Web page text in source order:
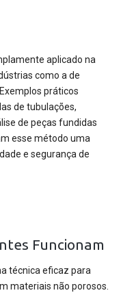
aplicado na
como a de
práticos
de tubulações,
de peças fundidas
esse método uma
e segurança de
Funcionam
técnica eficaz para
materiais não porosos.